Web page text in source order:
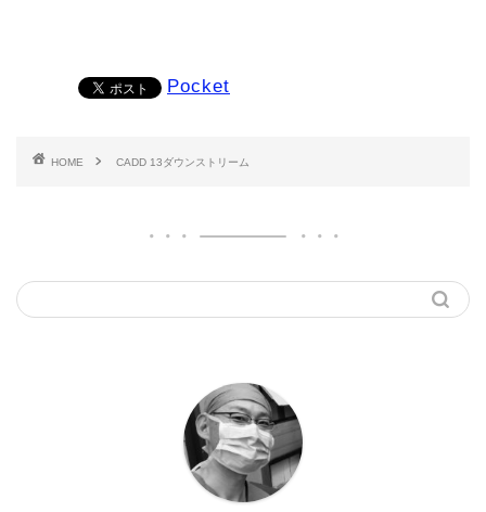
Pocket
HOME CADD 13ダウンストリーム